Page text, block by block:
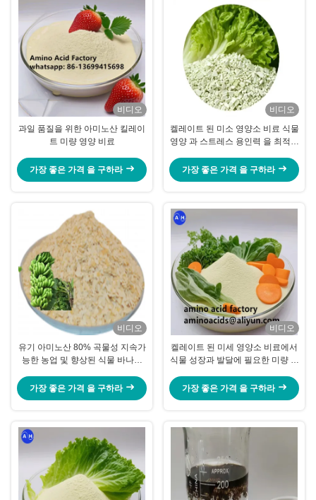
비디오
과일 품질을 위한 아미노산 킬레이
트 미량 영양 비료
가장 좋은 가격 을 구하라
비디오
켈레이트 된 미소 영양소 비료 식물
영양 과 스트레스 용인력 을 최적화
가장 좋은 가격 을 구하라
비디오
유기 아미노산 80% 곡물성 지속가
능한 농업 및 향상된 식물 바나나
가장 좋은 가격 을 구하라
비디오
켈레이트 된 미세 영양소 비료에서
식물 성장과 발달에 필요한 미량 원
가장 좋은 가격 을 구하라